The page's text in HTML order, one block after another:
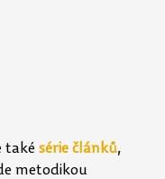
také série článků,
metodikou